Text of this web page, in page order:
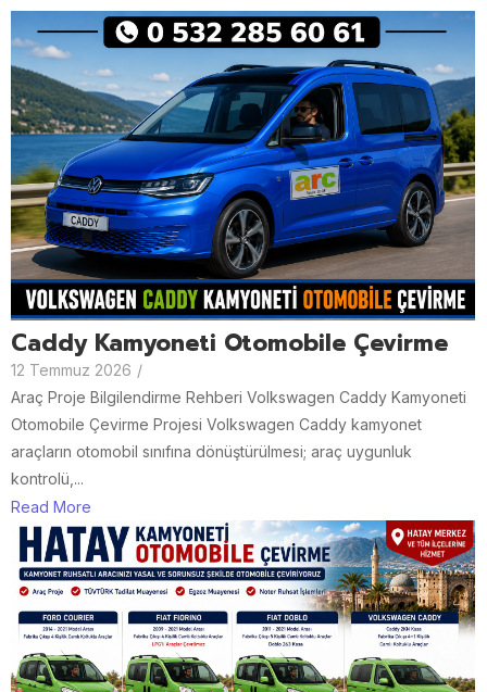
Caddy Kamyoneti Otomobile Çevirme
12 Temmuz 2026 /
Araç Proje Bilgilendirme Rehberi Volkswagen Caddy Kamyoneti
Otomobile Çevirme Projesi Volkswagen Caddy kamyonet
araçların otomobil sınıfına dönüştürülmesi; araç uygunluk
kontrolü,...
Read More